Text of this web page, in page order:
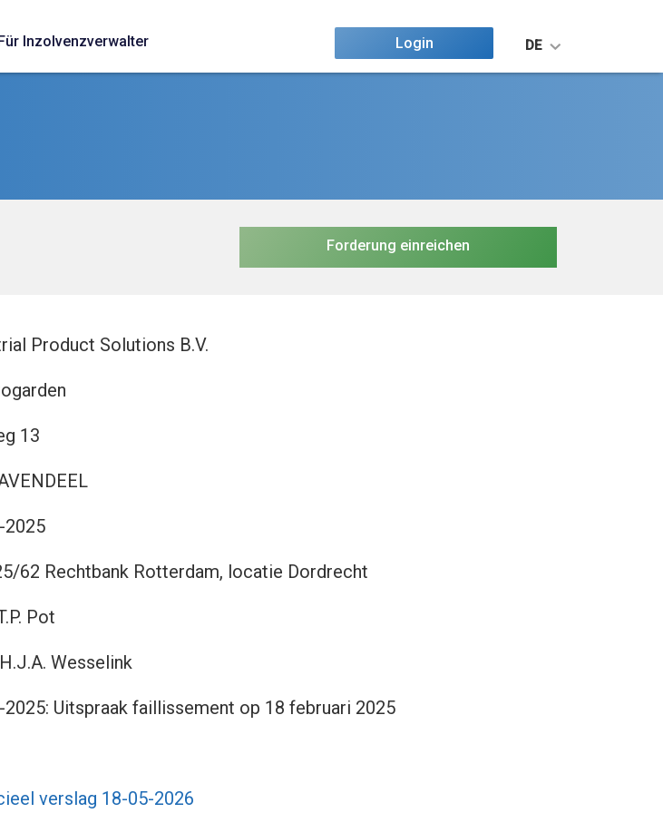
Inzolvenzverwalter Login DE
Forderung einreichen
Product Solutions B.V.
13
2025
62 Rechtbank Rotterdam, locatie Dordrecht
Pot
Wesselink
2025: Uitspraak faillissement op 18 februari 2025
verslag 18-05-2026